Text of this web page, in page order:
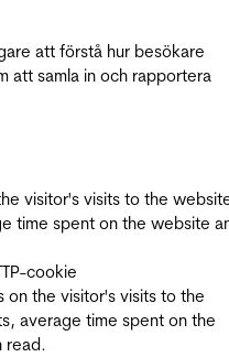
att förstå hur besökare
att samla in och rapportera
visitor's visits to the
time spent on the website
cookie
on the visitor's visits to the
average time spent on the
read.